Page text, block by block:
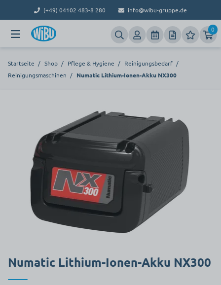
(+49) 04102 483-8 280 info@wibu-gruppe.de
0
Startseite / Shop / Pflege & Hygiene / Reinigungsbedarf /
Reinigungsmaschinen / Numatic Lithium-Ionen-Akku NX300
Numatic Lithium-Ionen-Akku NX300